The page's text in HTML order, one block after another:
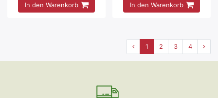
In den Warenkorb In den Warenkorb
1 2 3 4